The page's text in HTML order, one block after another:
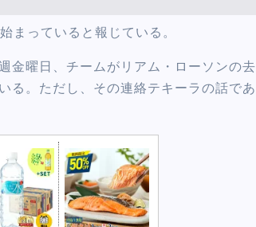
まっていると報じている。
金曜日、チームがリアム・ローソンの去
る。ただし、その連絡テキーラの話であ